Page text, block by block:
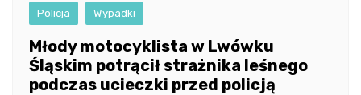
Policja Wypadki
Młody motocyklista w Lwówku
Śląskim potrącił strażnika leśnego
podczas ucieczki przed policją